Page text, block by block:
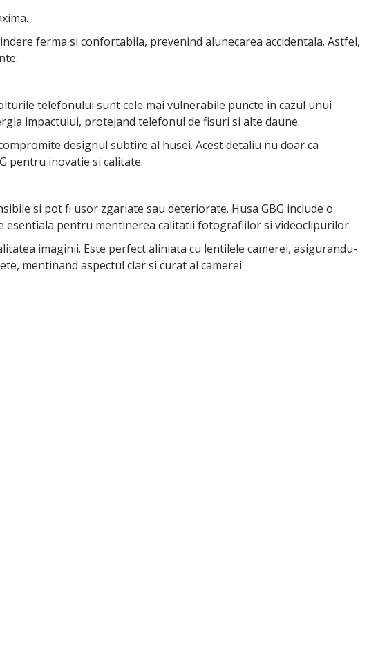
ferma si confortabila, prevenind alunecarea accidentala. Astfel,
telefonului sunt cele mai vulnerabile puncte in cazul unui
impactului, protejand telefonul de fisuri si alte daune.
designul subtire al husei. Acest detaliu nu doar ca
pentru inovatie si calitate.
si pot fi usor zgariate sau deteriorate. Husa GBG include o
esentiala pentru mentinerea calitatii fotografiilor si videoclipurilor.
imaginii. Este perfect aliniata cu lentilele camerei, asigurandu-
mentinand aspectul clar si curat al camerei.